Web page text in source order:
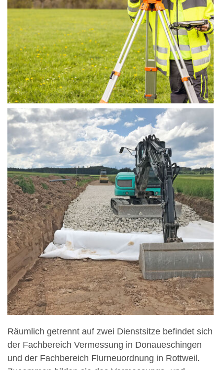
Räumlich getrennt auf zwei Dienstsitze befindet sich
der Fachbereich Vermessung in Donaueschingen
und der Fachbereich Flurneuordnung in Rottweil.